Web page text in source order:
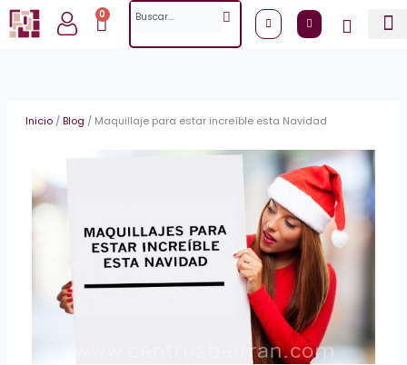
al
0
CartSearch
Inicio/Blog / Maquillaje para estar increíble esta Navidad